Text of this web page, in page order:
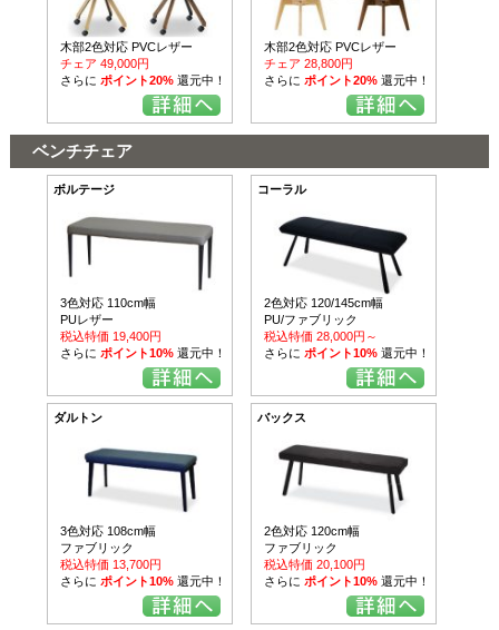
木部2色対応 PVCレザー
チェア 49,000円
さらに ポイント20% 還元中！
木部2色対応 PVCレザー
チェア 28,800円
さらに ポイント20% 還元中！
ベンチチェア
ボルテージ
3色対応 110cm幅
PUレザー
税込特価 19,400円
さらに ポイント10% 還元中！
コーラル
2色対応 120/145cm幅
PU/ファブリック
税込特価 28,000円～
さらに ポイント10% 還元中！
ダルトン
3色対応 108cm幅
ファブリック
税込特価 13,700円
さらに ポイント10% 還元中！
バックス
2色対応 120cm幅
ファブリック
税込特価 20,100円
さらに ポイント10% 還元中！